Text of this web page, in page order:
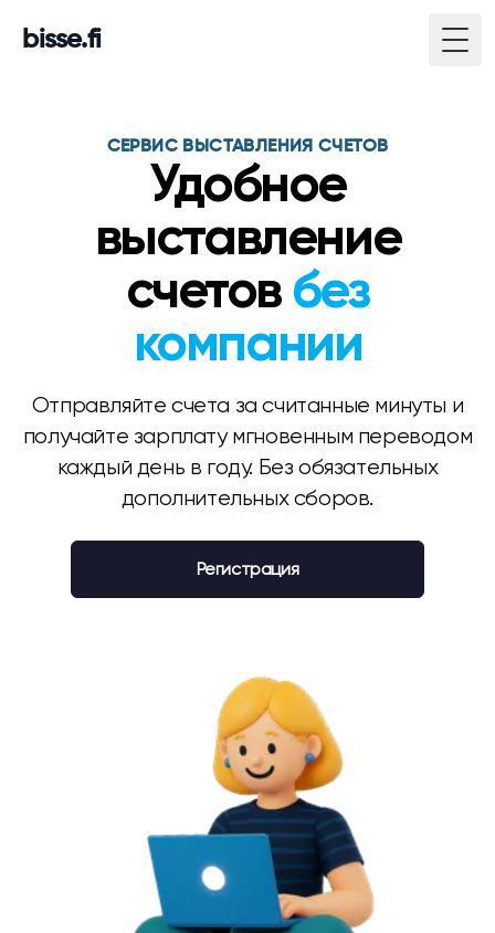
bisse.fi
СЕРВИС ВЫСТАВЛЕНИЯ СЧЕТОВ
Удобное
выставление
счетов без
компании
Отправляйте счета за считанные минуты и
получайте зарплату мгновенным переводом
каждый день в году. Без обязательных
дополнительных сборов.
Регистрация